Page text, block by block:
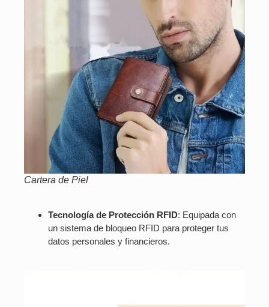
Cartera de Piel
Tecnología de Protección RFID: Equipada con
un sistema de bloqueo RFID para proteger tus
datos personales y financieros.